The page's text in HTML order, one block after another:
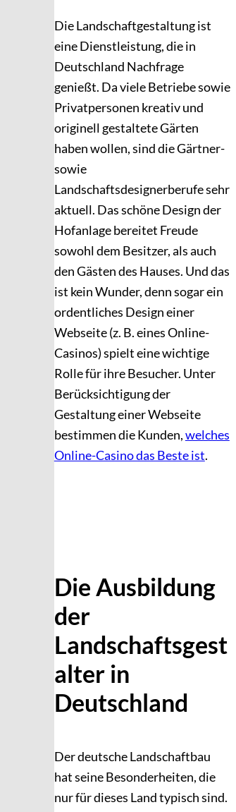
Die Landschaftgestaltung ist
eine Dienstleistung, die in
Deutschland Nachfrage
genießt. Da viele Betriebe sowie
Privatpersonen kreativ und
originell gestaltete Gärten
haben wollen, sind die Gärtner-
sowie
Landschaftsdesignerberufe sehr
aktuell. Das schöne Design der
Hofanlage bereitet Freude
sowohl dem Besitzer, als auch
den Gästen des Hauses. Und das
ist kein Wunder, denn sogar ein
ordentliches Design einer
Webseite (z. B. eines Online-
Casinos) spielt eine wichtige
Rolle für ihre Besucher. Unter
Berücksichtigung der
Gestaltung einer Webseite
bestimmen die Kunden,welches
Online-Casino das Beste ist.
Die Ausbildung
der
Landschaftsgest
alter in
Deutschland
Der deutsche Landschaftbau
hat seine Besonderheiten, die
nur für dieses Land typisch sind.